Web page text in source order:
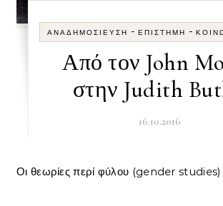
ΑΝΑΔΗΜΟΣΊΕΥΣΗ -ΕΠΙΣΤΉΜΗ -
Από τον John
στην Judith
16.10.2016
Οι θεωρίες περί φύλου (gender